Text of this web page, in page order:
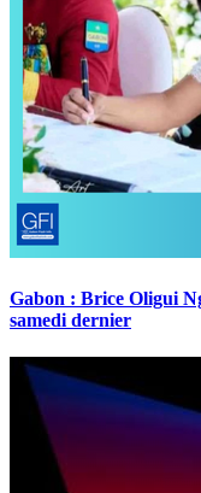
Gabon : Brice Oligui
samedi dernier